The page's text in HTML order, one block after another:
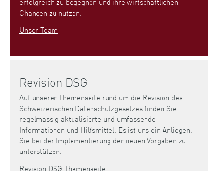
Chancen zu nutzen.
Unser Team
Revision DSG
Auf unserer Themenseite rund um die Revision des
Schweizerischen Datenschutzgesetzes finden Sie
regelmässig aktualisierte und umfassende
Informationen und Hilfsmittel. Es ist uns ein Anliegen,
Sie bei der Implementierung der neuen Vorgaben zu
unterstützen.
Revision DSG Themenseite